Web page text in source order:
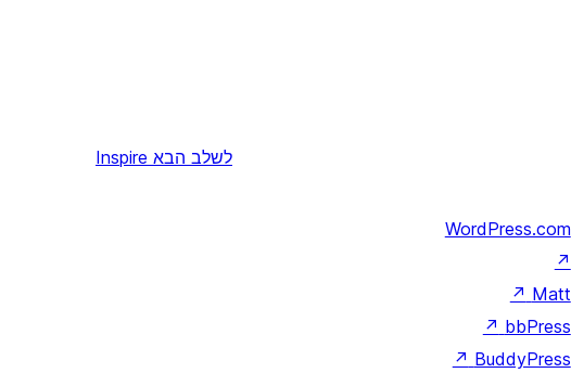
לשלב הבא Inspire
WordPress.com
↗
Matt
↗
bbPress
↗
BuddyPress
↗